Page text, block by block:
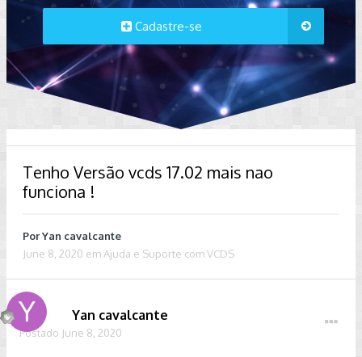
Cadastre-se
Tenho Versão vcds 17.02 mais nao
funciona !
PorYan cavalcante
June 8, 2020 em Ajuda e Suporte com VCDS
Yan cavalcante
Postado June 8, 2020